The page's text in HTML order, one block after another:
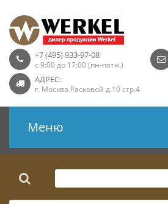
+7 (495) 933-97-08
с 9:00 до 17:00 (пн-пятн.)
АДРЕС:
г. Москва Расковой д.10 стр.4
Меню